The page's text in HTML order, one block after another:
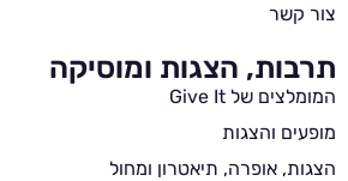
צור קשר
תרבות, הצגות ומוסיקה
המומלצים של Give It
מופעים והצגות
הצגות, אופרה, תיאטרון ומחול